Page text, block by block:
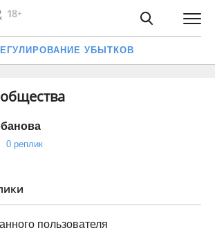
УБЫТКОВ
0 реплик
пользователя